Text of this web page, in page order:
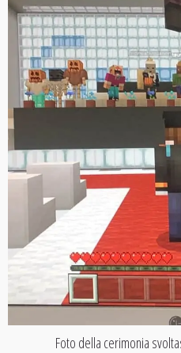
Foto della cerimonia